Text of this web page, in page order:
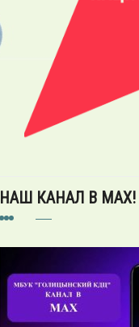
НАШ КАНАЛ В MAX!